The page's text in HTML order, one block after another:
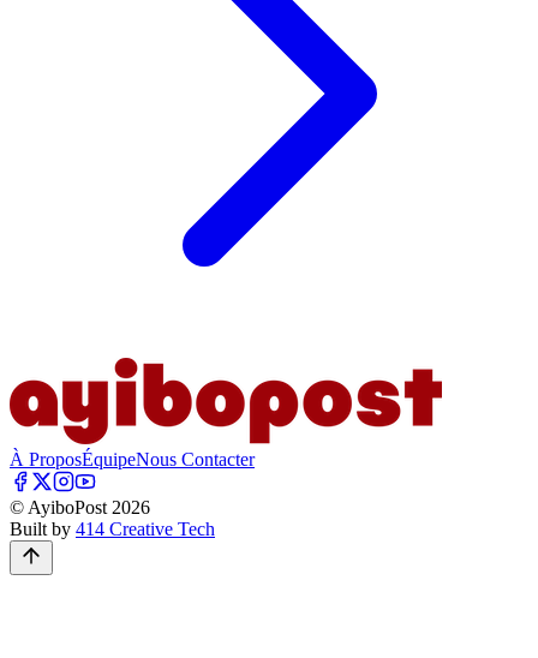
À ProposÉquipeNous Contacter
© AyiboPost 2026
Built by 414 Creative Tech